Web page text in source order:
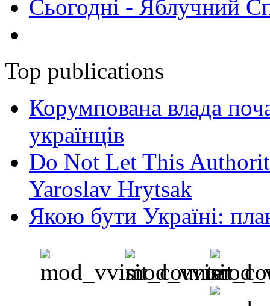
Сьогодні - Яблучний
Top publications
Корумпована влада
українців
Do Not Let This
Yaroslav Hrytsak
Якою бути Україні: